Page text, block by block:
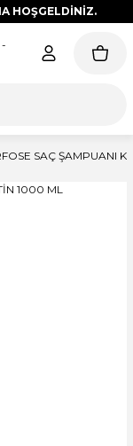
HOŞGELDİNİZ.
SAÇ ŞAMPUANI